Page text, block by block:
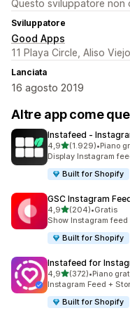
Questo sviluppatore non
Sviluppatore
Good Apps
11 Playa Circle, Aliso
Lanciata
16 agosto 2019
Altre app come
Instafeed ‑
4,9stelle su 5
(1.929)
1929 recensioni totali
•Piano
Display Instagram
Built for Shopify
GSC Instagram
4,9stelle su 5
(204)
204 recensioni totali
•Gratis
Show Instagram
Built for Shopify
Instafeed for
4,9stelle su 5
(372)
372 recensioni totali
•Piano
Instagram Feed +
Built for Shopify